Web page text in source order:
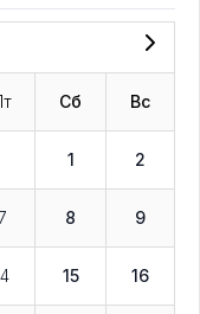
Сб Вс
1 2
8 9
15 16